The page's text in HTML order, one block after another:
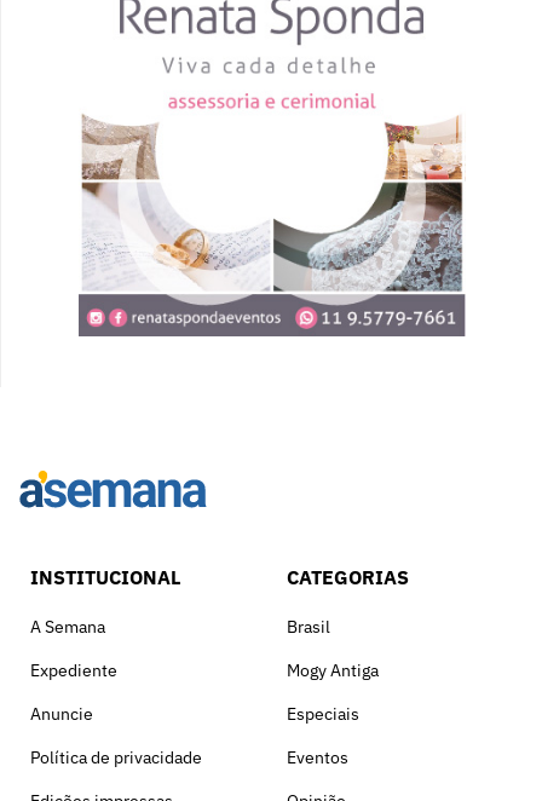
INSTITUCIONAL
A Semana
Expediente
Anuncie
Política de privacidade
CATEGORIAS
Brasil
Mogy Antiga
Especiais
Eventos